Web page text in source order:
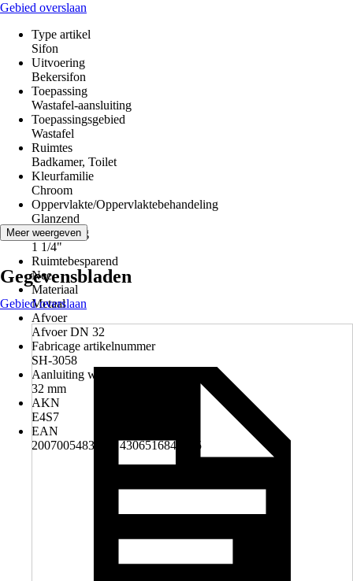
Gebied overslaan
Type artikel
Sifon
Uitvoering
Bekersifon
Toepassing
Wastafel-aansluiting
Toepassingsgebied
Wastafel
Ruimtes
Badkamer, Toilet
Kleurfamilie
Chroom
Oppervlakte/Oppervlaktebehandeling
Glanzend
Aansluiting
1 1/4"
Ruimtebesparend
Nee
Materiaal
Metaal
Afvoer
Afvoer DN 32
Fabricage artikelnummer
SH-3058
Aanluiting wand
32 mm
AKN
E4S7
EAN
2007005483515, 4306516843695
Meer weergeven
Gegevensbladen
Gebied overslaan